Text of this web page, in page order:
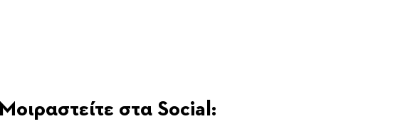
Μοιραστείτε στα Social: